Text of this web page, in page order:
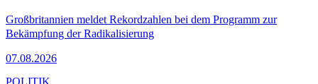
Großbritannien meldet Rekordzahlen bei dem Programm zur
Bekämpfung der Radikalisierung
07.08.2026